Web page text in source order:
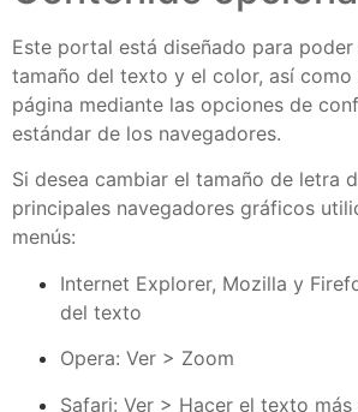
Este portal está diseñado para
tamaño del texto y el color, así
página mediante las opciones de
estándar de los navegadores.
Si desea cambiar el tamaño de letra
principales navegadores gráficos
menús:
Internet Explorer, Mozilla y
del texto
Opera: Ver > Zoom
Safari: Ver > Hacer el texto más